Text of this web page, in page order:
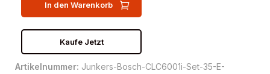
In den Warenkorb
Kaufe Jetzt
Artikelnummer: Junkers-Bosch-CLC6001i-Set-35-E-